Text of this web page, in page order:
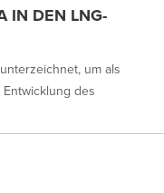
IN DEN LNG-
um als
des